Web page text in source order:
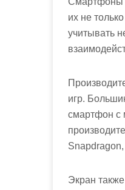
их не
учитывать
игр.
смартфон с
Экран